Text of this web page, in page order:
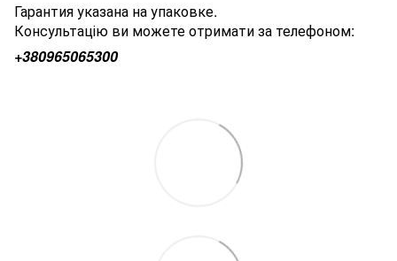
Гарантия указана на упаковке.
Консультацію ви можете отримати за телефоном:
+380965065300